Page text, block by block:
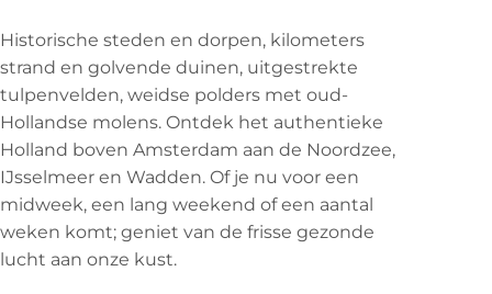
Historische steden en dorpen, kilometers
strand en golvende duinen, uitgestrekte
tulpenvelden, weidse polders met oud-
Hollandse molens. Ontdek het authentieke
Holland boven Amsterdam aan de Noordzee,
IJsselmeer en Wadden. Of je nu voor een
midweek, een lang weekend of een aantal
weken komt; geniet van de frisse gezonde
lucht aan onze kust.